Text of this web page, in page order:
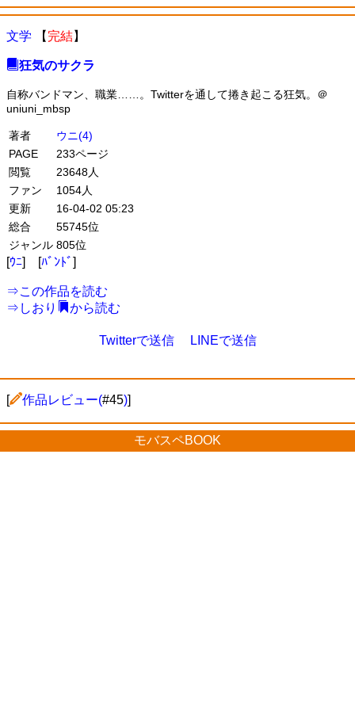
文学 【 完結】
狂気のサクラ
自称バンドマン、職業……。Twitterを通して捲き起こる狂気。＠
uniuni_mbsp
著者
ウニ(4)
PAGE
233ページ
閲覧
23648人
ファン
1054人
更新
16-04-02 05:23
総合
55745位
ジャンル 805位
[ｳﾆ] [ﾊﾞﾝﾄﾞ]
⇒この作品を読む
⇒ しおり から読む
Twitterで送信 LINEで送信
[ 作品レビュー(#45)]
モバスペBOOK